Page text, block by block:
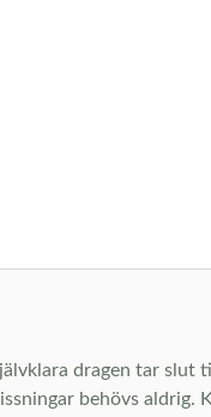
dragen tar slut
behövs aldrig.